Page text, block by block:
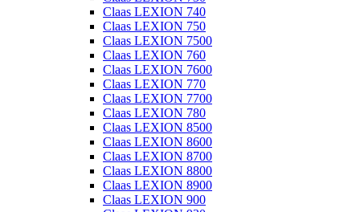
Claas LEXION 740
Claas LEXION 750
Claas LEXION 7500
Claas LEXION 760
Claas LEXION 7600
Claas LEXION 770
Claas LEXION 7700
Claas LEXION 780
Claas LEXION 8500
Claas LEXION 8600
Claas LEXION 8700
Claas LEXION 8800
Claas LEXION 8900
Claas LEXION 900